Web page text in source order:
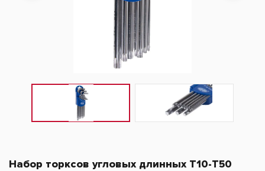
Набор торксов угловых длинных T10-T50